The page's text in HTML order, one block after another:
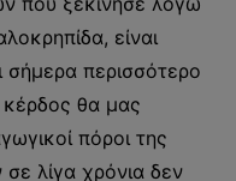
είναι
σήμερα περισσότερο
θα μας
πόροι της
λίγα χρόνια δεν